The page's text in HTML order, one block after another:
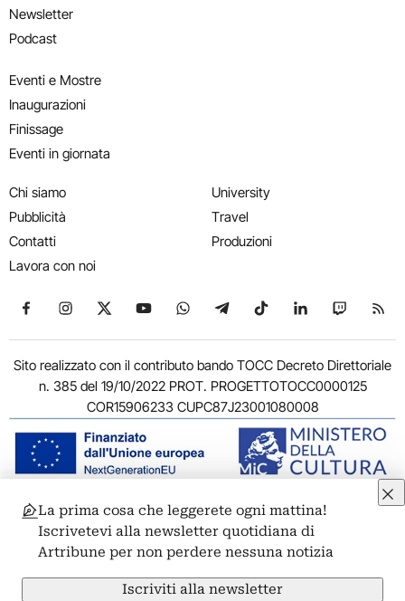
Newsletter
Podcast
Eventi e Mostre
Inaugurazioni
Finissage
Eventi in giornata
Chi siamo
Pubblicità
Contatti
Lavora con noi
University
Travel
Produzioni
Seguici su Facebook
Seguici su Instagram
Seguici su X
Seguici su YouTube
Seguici su WhatsApp
Seguici su Telegram
Seguici su TikTok
Seguici su
Seguici
Sito realizzato con il contributo bando TOCC Decreto Direttoriale
n. 385 del 19/10/2022 PROT. PROGETTOTOCC0000125
COR15906233 CUPC87J23001080008
© 2011-2026 ARTRIBUNE srl – Corso Vittorio Emanuele II, 287 –
00186 Roma - P.I. 11381581005
Privacy: Responsabile della protezione dei dati personali
ARTRIBUNE srl – Corso Vittorio Emanuele II, 287 – 00186 Roma
La prima cosa che leggerete ogni mattina!
Iscrivetevi alla newsletter quotidiana di
Artribune per non perdere nessuna notizia
Iscriviti alla newsletter